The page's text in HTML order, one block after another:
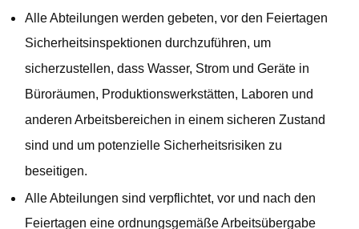
Alle Abteilungen werden gebeten, vor den Feiertagen
Sicherheitsinspektionen durchzuführen, um
sicherzustellen, dass Wasser, Strom und Geräte in
Büroräumen, Produktionswerkstätten, Laboren und
anderen Arbeitsbereichen in einem sicheren Zustand
sind und um potenzielle Sicherheitsrisiken zu
beseitigen.
Alle Abteilungen sind verpflichtet, vor und nach den
Feiertagen eine ordnungsgemäße Arbeitsübergabe